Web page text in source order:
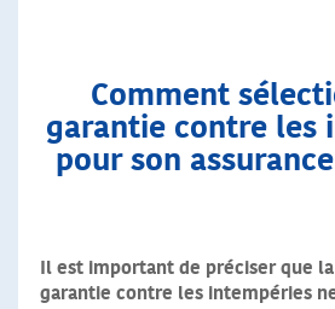
Comment
garantie contre les
pour son
Il est important de préciser que
garantie contre les intempéries